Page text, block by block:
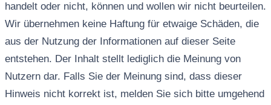
handelt oder nicht, können und wollen wir nicht beurteilen.
Wir übernehmen keine Haftung für etwaige Schäden, die
aus der Nutzung der Informationen auf dieser Seite
entstehen. Der Inhalt stellt lediglich die Meinung von
Nutzern dar. Falls Sie der Meinung sind, dass dieser
Hinweis nicht korrekt ist, melden Sie sich bitte umgehend